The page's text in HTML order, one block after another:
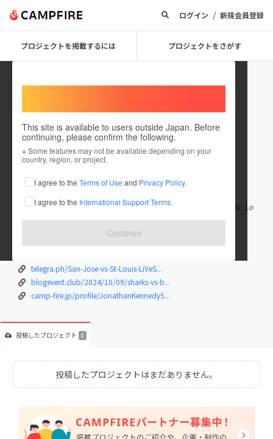
ログイン / 新規会員登録
プロジェクトを掲載するには プロジェクトをさがす
This site is available to users outside Japan. Before
continuing, please confirm the following.
※ Some features may not be available depending on your
country, region, or project.
I agree to the Terms of Use and Privacy Policy.
I agree to the International Support Terms.
Continue
TylerBradberry59733
在住国：ホンジュラス
出身国：ホンジュラス
San Jose vs St. Louis <LiVeStReaM> Watch San Jose Sharks vs St. Lo
uis Blues Live October 1 もっと見る
telegra.ph/San-Jose-vs-St-Louis-LiVeS...
blogevent.club/2024/10/09/sharks-vs-b...
camp-fire.jp/profile/JonathanKennedy5...
投稿したプロジェクト 0
投稿したプロジェクトはまだありません。